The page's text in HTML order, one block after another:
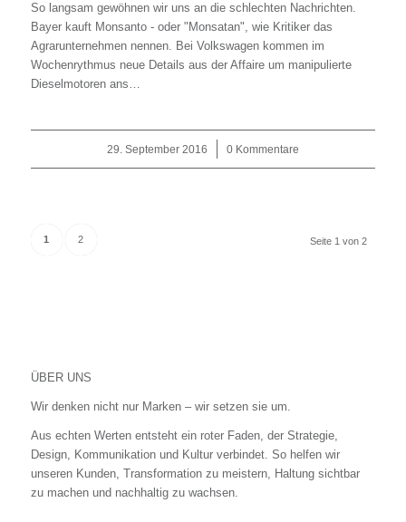
So langsam gewöhnen wir uns an die schlechten Nachrichten.
Bayer kauft Monsanto - oder "Monsatan", wie Kritiker das
Agrarunternehmen nennen. Bei Volkswagen kommen im
Wochenrythmus neue Details aus der Affaire um manipulierte
Dieselmotoren ans…
29. September 2016
/ 0 Kommentare
Seite 1 von 2
1 2
ÜBER UNS
Wir denken nicht nur Marken – wir setzen sie um.
Aus echten Werten entsteht ein roter Faden, der Strategie,
Design, Kommunikation und Kultur verbindet. So helfen wir
unseren Kunden, Transformation zu meistern, Haltung sichtbar
zu machen und nachhaltig zu wachsen.